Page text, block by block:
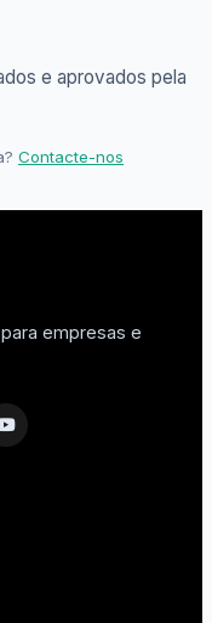
e aprovados pela
Contacte-nos
empresas e